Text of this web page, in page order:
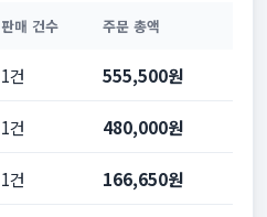
판매 건수 주문 총액
1건 555,500원
1건 480,000원
1건 166,650원